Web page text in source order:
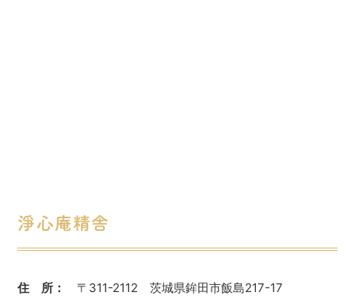
淨心庵精舎
住 所：
〒311-2112 茨城県鉾田市飯島217-17